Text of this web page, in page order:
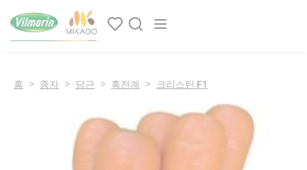
Main navigation
홈 종자 당근 흑전계 크리스틴 F1